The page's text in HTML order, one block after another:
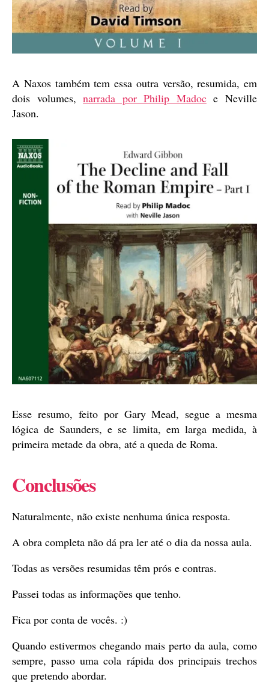
A Naxos também tem essa outra versão, resumida, em
dois volumes,narrada por Philip Madoce Neville
Jason.
Esse resumo, feito por Gary Mead, segue a mesma
lógica de Saunders, e se limita, em larga medida, à
primeira metade da obra, até a queda de Roma.
Conclusões
Naturalmente, não existe nenhuma única resposta.
A obra completa não dá pra ler até o dia da nossa aula.
Todas as versões resumidas têm prós e contras.
Passei todas as informações que tenho.
Fica por conta de vocês. :)
Quando estivermos chegando mais perto da aula, como
sempre, passo uma cola rápida dos principais trechos
que pretendo abordar.